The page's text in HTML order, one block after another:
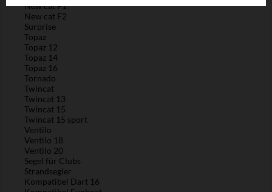
New cat F1
New cat F2
Surprise
Topaz
Topaz 12
Topaz 14
Topaz 16
Tornado
Twincat
Twincat 13
Twincat 15
Twincat 15 sport
Ventilo
Ventilo 18
Ventilo 20
Segel für Clubs
Strandsegler
Kompatibel Dart 16